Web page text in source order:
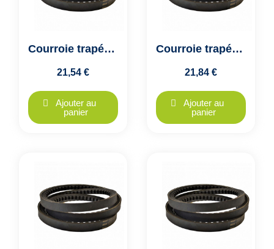
Courroie trapézoïdale crantée XPB 1250 - 16x14mm - VECO GTX - Colmant Cuvelier
21,54 €
Ajouter au
panier
Courroie trapézoïdale crantée XPB 1270 - 16x14mm - VECO GTX - Colmant Cuvelier
21,84 €
Ajouter au
panier